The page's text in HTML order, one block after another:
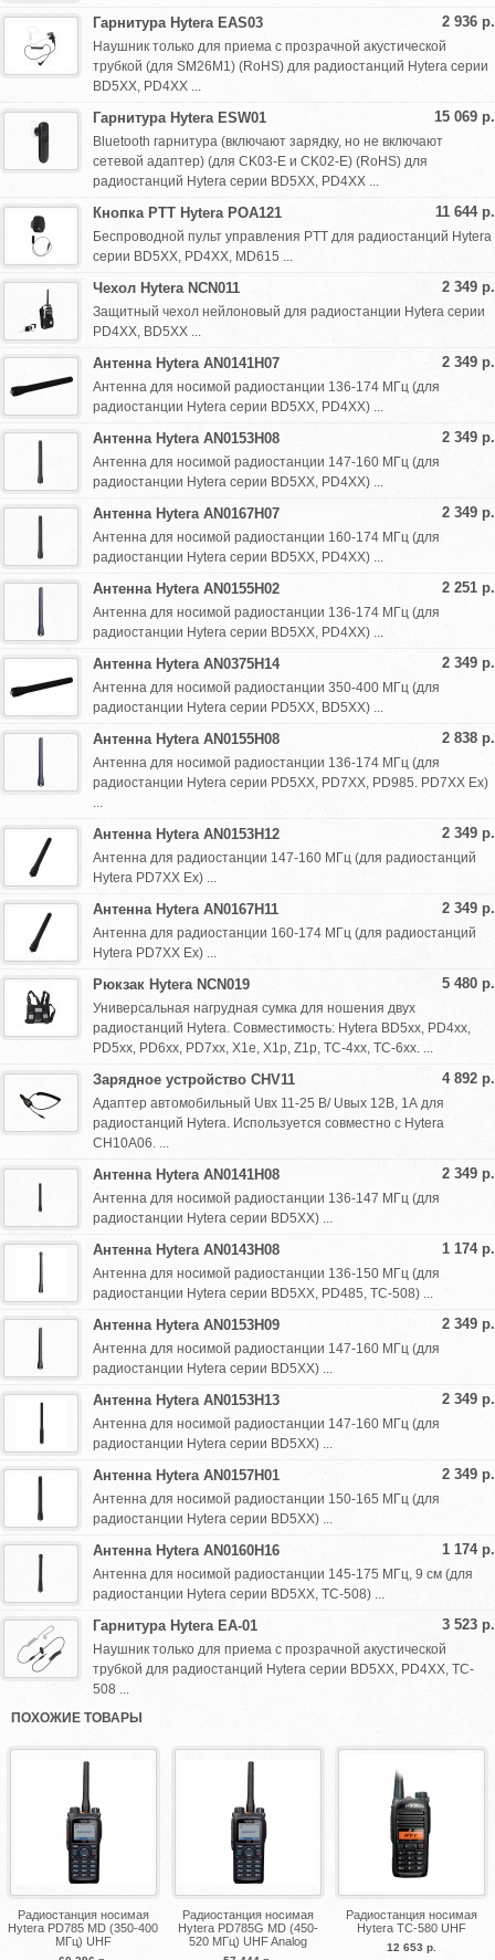
2 936 р.
Гарнитура Hytera EAS03
Наушник только для приема с прозрачной акустической
трубкой (для SM26M1) (RoHS) для радиостанций Hytera серии
BD5XX, PD4XX ...
15 069 р.
Гарнитура Hytera ESW01
Bluetooth гарнитура (включают зарядку, но не включают
сетевой адаптер) (для CK03-E и CK02-E) (RoHS) для
радиостанций Hytera серии BD5XX, PD4XX ...
11 644 р.
Кнопка PTT Hytera POA121
Беспроводной пульт управления PTT для радиостанций Hytera
серии BD5XX, PD4XX, MD615 ...
2 349 р.
Чехол Hytera NCN011
Защитный чехол нейлоновый для радиостанции Hytera серии
PD4XX, BD5XX ...
2 349 р.
Антенна Hytera AN0141H07
Антенна для носимой радиостанции 136-174 МГц (для
радиостанции Hytera серии BD5XX, PD4ХХ) ...
2 349 р.
Антенна Hytera AN0153H08
Антенна для носимой радиостанции 147-160 МГц (для
радиостанции Hytera серии BD5XX, PD4ХХ) ...
2 349 р.
Антенна Hytera AN0167H07
Антенна для носимой радиостанции 160-174 МГц (для
радиостанции Hytera серии BD5XX, PD4ХХ) ...
2 251 р.
Антенна Hytera AN0155H02
Антенна для носимой радиостанции 136-174 МГц (для
радиостанции Hytera серии BD5XX, PD4ХХ) ...
2 349 р.
Антенна Hytera AN0375H14
Антенна для носимой радиостанции 350-400 МГц (для
радиостанции Hytera серии PD5ХХ, BD5XX) ...
2 838 р.
Антенна Hytera AN0155H08
Антенна для носимой радиостанции 136-174 МГц (для
радиостанции Hytera серии PD5ХХ, PD7XX, PD985. PD7XX Ex)
...
2 349 р.
Антенна Hytera AN0153H12
Антенна для радиостанции 147-160 МГц (для радиостанций
Hytera PD7XX Ex) ...
2 349 р.
Антенна Hytera AN0167H11
Антенна для радиостанции 160-174 МГц (для радиостанций
Hytera PD7XX Ex) ...
5 480 р.
Рюкзак Hytera NCN019
Универсальная нагрудная сумка для ношения двух
радиостанций Hytera. Совместимость: Hytera BD5xx, PD4xx,
PD5xx, PD6xx, PD7xx, X1e, X1p, Z1p, TC-4xx, TC-6xx. ...
4 892 р.
Зарядное устройство CHV11
Адаптер автомобильный Uвх 11-25 В/ Uвых 12В, 1А для
радиостанций Hytera. Используется совместно с Hytera
CH10A06. ...
2 349 р.
Антенна Hytera AN0141H08
Антенна для носимой радиостанции 136-147 МГц (для
радиостанции Hytera серии BD5XX) ...
1 174 р.
Антенна Hytera AN0143H08
Антенна для носимой радиостанции 136-150 МГц (для
радиостанции Hytera серии BD5XX, PD485, TC-508) ...
2 349 р.
Антенна Hytera AN0153H09
Антенна для носимой радиостанции 147-160 МГц (для
радиостанции Hytera серии BD5XX) ...
2 349 р.
Антенна Hytera AN0153H13
Антенна для носимой радиостанции 147-160 МГц (для
радиостанции Hytera серии BD5XX) ...
2 349 р.
Антенна Hytera AN0157H01
Антенна для носимой радиостанции 150-165 МГц (для
радиостанции Hytera серии BD5XX) ...
1 174 р.
Антенна Hytera AN0160H16
Антенна для носимой радиостанции 145-175 МГц, 9 см (для
радиостанции Hytera серии BD5XX, TC-508) ...
3 523 р.
Гарнитура Hytera EA-01
Наушник только для приема с прозрачной акустической
трубкой для радиостанций Hytera серии BD5XX, PD4XX, TC-
508 ...
ПОХОЖИЕ ТОВАРЫ
Радиостанция носимая
Hytera PD785 MD (350-400
МГц) UHF
Радиостанция носимая
Hytera PD785G MD (450-
520 МГц) UHF Analog
Радиостанция носимая
Hytera TC-580 UHF
12 653 р.